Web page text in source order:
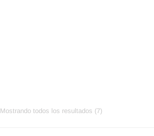
Mostrando todos los resultados (7)